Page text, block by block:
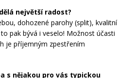
největší radost?
dohozené parohy (split), kvalitní
pak bývá i veselo! Možnost účasti
je příjemným zpestřením
s nějakou pro vás typickou